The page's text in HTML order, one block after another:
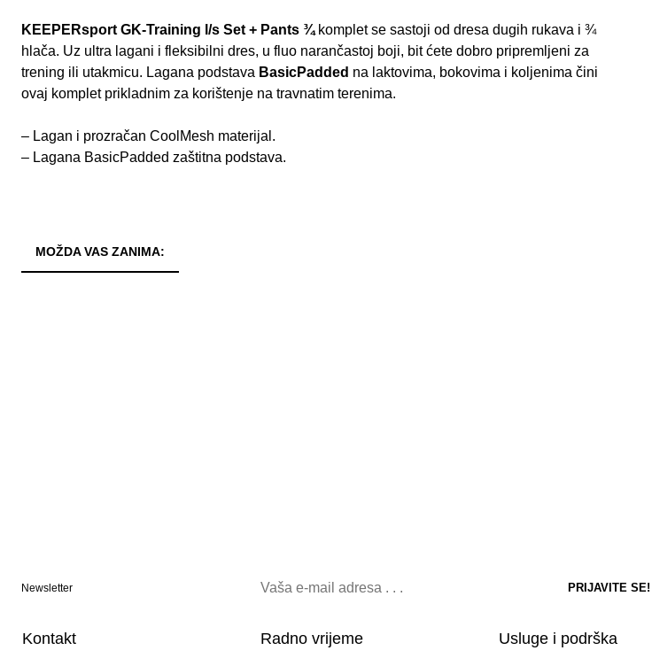
KEEPERsport GK-Training l/s Set + Pants ¾ komplet se sastoji od dresa dugih rukava i ¾
hlača. Uz ultra lagani i fleksibilni dres, u fluo narančastoj boji, bit ćete dobro pripremljeni za
trening ili utakmicu. Lagana podstava BasicPadded na laktovima, bokovima i koljenima čini
ovaj komplet prikladnim za korištenje na travnatim terenima.
– Lagan i prozračan CoolMesh materijal.
– Lagana BasicPadded zaštitna podstava.
MOŽDA VAS ZANIMA:
Newsletter
Kontakt Radno vrijeme Usluge i podrška